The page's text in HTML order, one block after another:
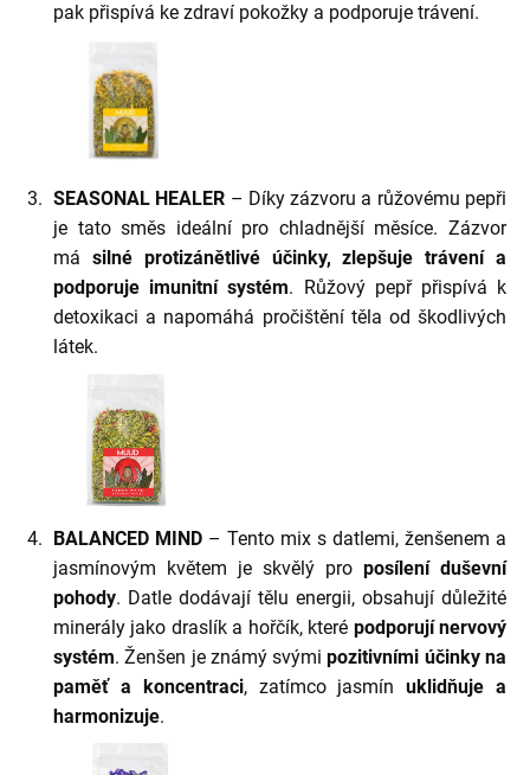
pak přispívá ke zdraví pokožky a podporuje trávení.
SEASONAL HEALER – Díky zázvoru a růžovému pepři
je tato směs ideální pro chladnější měsíce. Zázvor
má silné protizánětlivé účinky, zlepšuje trávení a
podporuje imunitní systém. Růžový pepř přispívá k
detoxikaci a napomáhá pročištění těla od škodlivých
látek.
BALANCED MIND – Tento mix s datlemi, ženšenem a
jasmínovým květem je skvělý pro posílení duševní
pohody. Datle dodávají tělu energii, obsahují důležité
minerály jako draslík a hořčík, které podporují nervový
systém. Ženšen je známý svými pozitivními účinky na
paměť a koncentraci, zatímco jasmín uklidňuje a
harmonizuje.